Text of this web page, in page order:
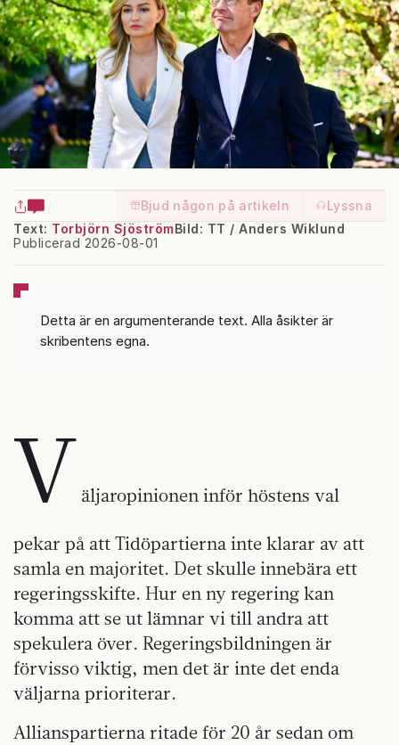
Bjud någon på artikeln
Lyssna
Text: Torbjörn Sjöström
Publicerad 2026-08-01
Bild: TT / Anders Wiklund
Detta är en argumenterande text. Alla åsikter är
skribentens egna.
V äljaropinionen inför höstens val
pekar på att Tidöpartierna inte klarar av att
samla en majoritet. Det skulle innebära ett
regeringsskifte. Hur en ny regering kan
komma att se ut lämnar vi till andra att
spekulera över. Regeringsbildningen är
förvisso viktig, men det är inte det enda
väljarna prioriterar.
Allianspartierna ritade för 20 år sedan om